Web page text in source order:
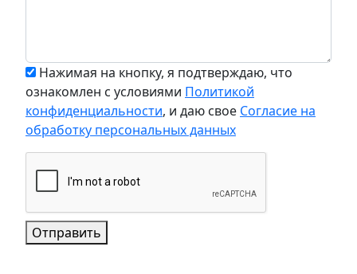
Нажимая на кнопку, я подтверждаю, что
ознакомлен с условиями Политикой
конфиденциальности, и даю свое Согласие на
обработку персональных данных
Отправить